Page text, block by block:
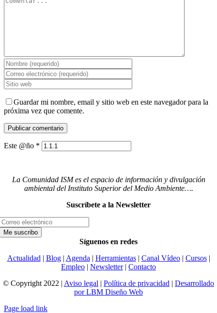
Guardar mi nombre, email y sitio web en este navegador para la
próxima vez que comente.
Este @ño *
La Comunidad ISM es el espacio de información y divulgación
ambiental del Instituto Superior del Medio Ambiente….
Suscríbete a la Newsletter
Síguenos en redes
Actualidad | Blog| Agenda | Herramientas| Canal Vídeo| Cursos|
Empleo | Newsletter| Contacto
© Copyright 2022 | Aviso legal | Política de privacidad | Desarrollado
por LBM Diseño Web
Page load link